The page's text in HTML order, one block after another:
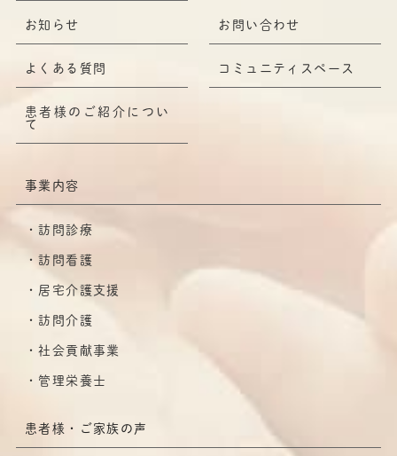
お知らせ お問い合わせ
よくある質問 コミュニティスペース
患者様のご紹介につい
て
事業内容
訪問診療
訪問看護
居宅介護支援
訪問介護
社会貢献事業
管理栄養士
患者様・ご家族の声